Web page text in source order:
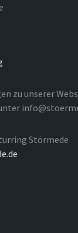
zu unserer
Störmede